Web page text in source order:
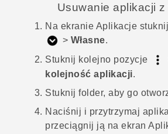
Usuwanie aplikacji z
Na ekranie Aplikacje
> Własne.
Stuknij kolejno pozycje
kolejność aplikacji.
Stuknij folder, aby go
Naciśnij i przytrzymaj
przeciągnij ją na ekran